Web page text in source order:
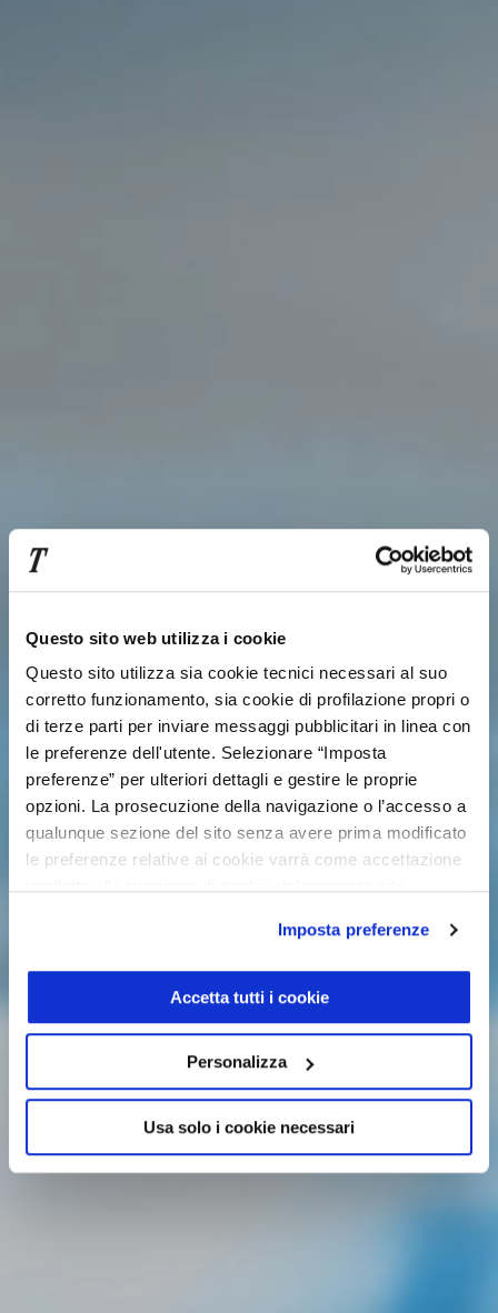
Questo sito web utilizza i cookie
Questo sito utilizza sia cookie tecnici necessari al suo
corretto funzionamento, sia cookie di profilazione propri o
di terze parti per inviare messaggi pubblicitari in linea con
le preferenze dell'utente. Selezionare “Imposta
preferenze” per ulteriori dettagli e gestire le proprie
opzioni. La prosecuzione della navigazione o l’accesso a
qualunque sezione del sito senza avere prima modificato
le preferenze relative ai cookie varrà come accettazione
Imposta preferenze
Accetta tutti i cookie
Personalizza
Usa solo i cookie necessari